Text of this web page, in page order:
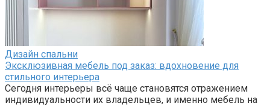
Дизайн спальни
Эксклюзивная мебель под заказ: вдохновение для
стильного интерьера
Сегодня интерьеры всё чаще становятся отражением
индивидуальности их владельцев, и именно мебель на